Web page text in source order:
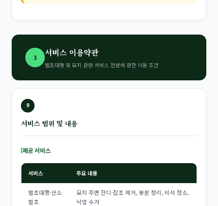
3 서비스 이용약관
벌초대행 및 묘지 관련 서비스 전반에 관한 이용 조건
9
서비스 범위 및 내용
제공 서비스
서비스 주요 내용
벌초대행·산소
벌초
묘지 주변 잔디·잡초 제거, 봉분 정리, 비석 청소,
낙엽 수거